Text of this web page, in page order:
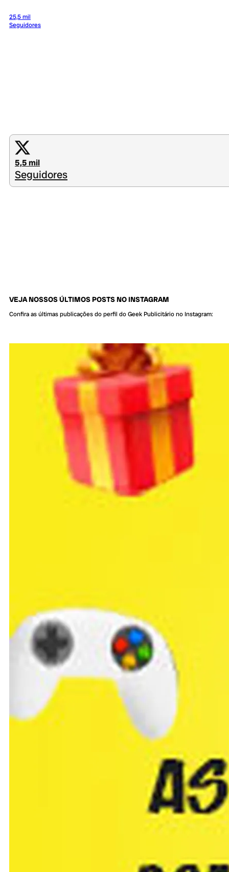
25,5 mil
Seguidores
5,5 mil
Seguidores
VEJA NOSSOS ÚLTIMOS POSTS NO INSTAGRAM
Confira as últimas publicações do perfil do Geek Publicitário no Instagram: